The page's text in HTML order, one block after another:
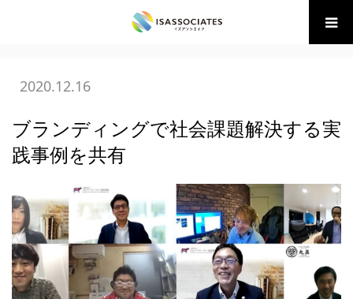
(財)BM協会 講座・イベント
07 ブランディ
2020.12.16
ブランディングで社会課題解決する実
践事例を共有